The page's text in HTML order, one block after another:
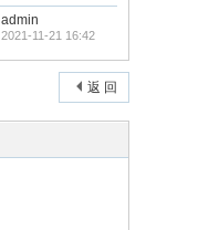
admin
2021-11-21 16:42
返 回